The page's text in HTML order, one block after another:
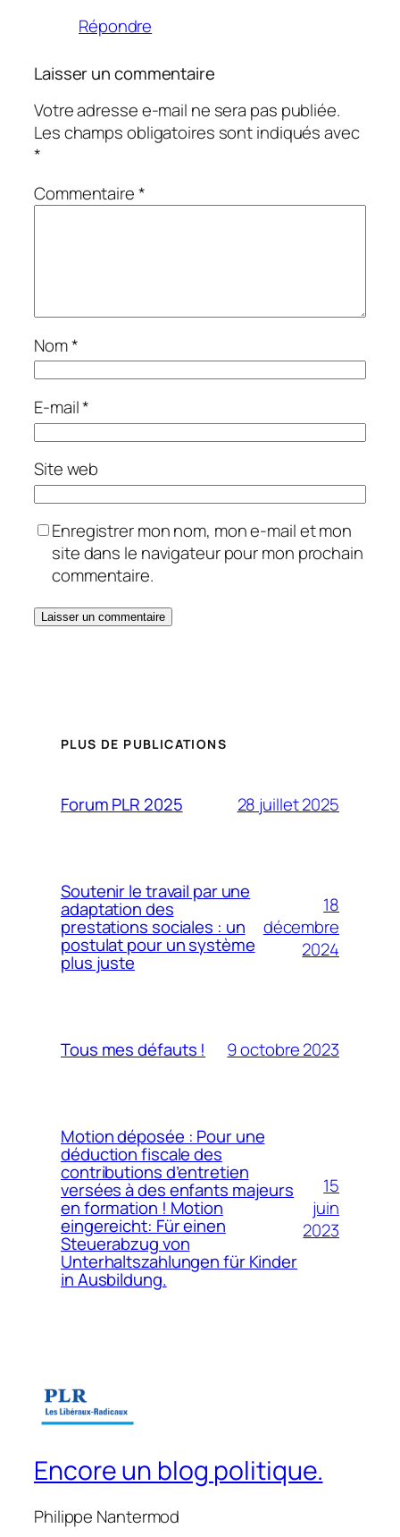
Répondre
Laisser un commentaire
Votre adresse e-mail ne sera pas publiée.
Les champs obligatoires sont indiqués avec
*
Commentaire*
Nom*
E-mail*
Site web
Enregistrer mon nom, mon e-mail et mon
site dans le navigateur pour mon prochain
commentaire.
PLUS DE PUBLICATIONS
Forum PLR 2025 28 juillet 2025
Soutenir le travail par une
adaptation des
prestations sociales : un
postulat pour un système
plus juste
18
décembre
2024
Tous mes défauts ! 9 octobre 2023
Motion déposée : Pour une
déduction fiscale des
contributions d’entretien
versées à des enfants majeurs
en formation ! Motion
eingereicht: Für einen
Steuerabzug von
Unterhaltszahlungen für Kinder
in Ausbildung.
15
juin
2023
Encore un blog politique.
Philippe Nantermod